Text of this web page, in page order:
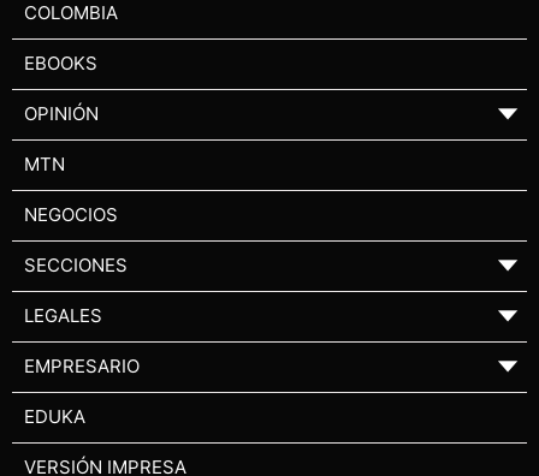
COLOMBIA
EBOOKS
OPINIÓN ▼
MTN
NEGOCIOS
SECCIONES ▼
LEGALES ▼
EMPRESARIO ▼
EDUKA
VERSIÓN IMPRESA